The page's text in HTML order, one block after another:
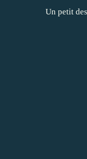
Un petit